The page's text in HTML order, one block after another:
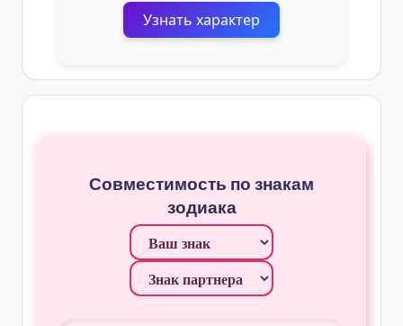
Узнать характер
Совместимость по знакам
зодиака